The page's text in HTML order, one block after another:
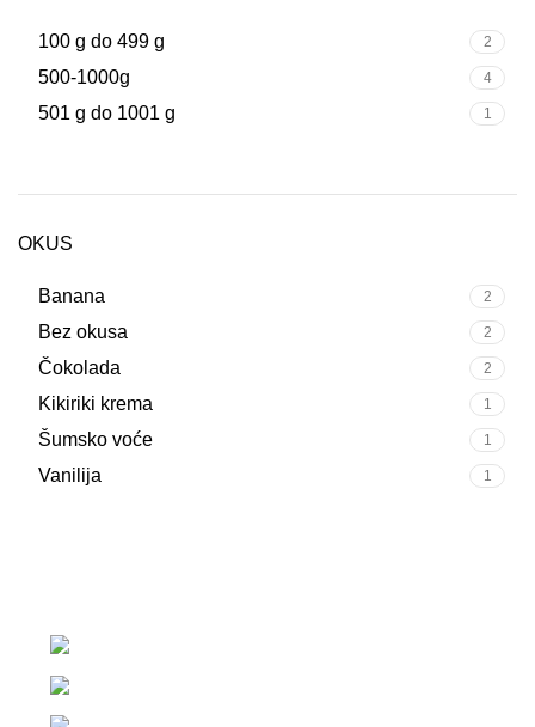
100 g do 499 g 2
500-1000g 4
501 g do 1001 g 1
OKUS
Banana 2
Bez okusa 2
Čokolada 2
Kikiriki krema 1
Šumsko voće 1
Vanilija 1